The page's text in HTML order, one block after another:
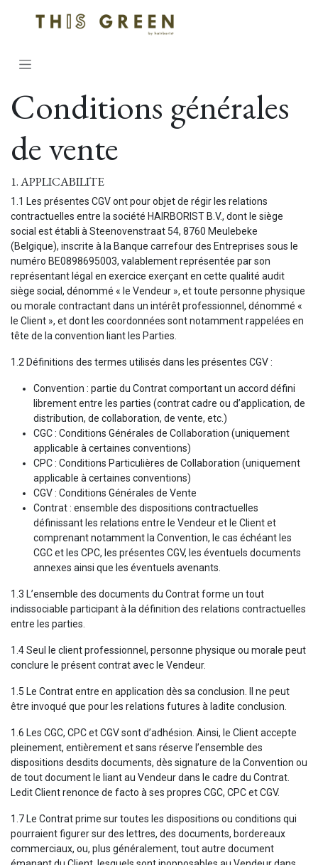
Conditions générales
de vente
1. APPLICABILITE
1.1 Les présentes CGV ont pour objet de régir les relations
contractuelles entre la société HAIRBORIST B.V., dont le siège
social est établi à Steenovenstraat 54, 8760 Meulebeke
(Belgique), inscrite à la Banque carrefour des Entreprises sous le
numéro BE0898695003, valablement représentée par son
représentant légal en exercice exerçant en cette qualité audit
siège social, dénommé « le Vendeur », et toute personne physique
ou morale contractant dans un intérêt professionnel, dénommé «
le Client », et dont les coordonnées sont notamment rappelées en
tête de la convention liant les Parties.
1.2 Définitions des termes utilisés dans les présentes CGV :
Convention : partie du Contrat comportant un accord défini
librement entre les parties (contrat cadre ou d’application, de
distribution, de collaboration, de vente, etc.)
CGC : Conditions Générales de Collaboration (uniquement
applicable à certaines conventions)
CPC : Conditions Particulières de Collaboration (uniquement
applicable à certaines conventions)
CGV : Conditions Générales de Vente
Contrat : ensemble des dispositions contractuelles
définissant les relations entre le Vendeur et le Client et
comprenant notamment la Convention, le cas échéant les
CGC et les CPC, les présentes CGV, les éventuels documents
annexes ainsi que les éventuels avenants.
1.3 L’ensemble des documents du Contrat forme un tout
indissociable participant à la définition des relations contractuelles
entre les parties.
1.4 Seul le client professionnel, personne physique ou morale peut
conclure le présent contrat avec le Vendeur.
1.5 Le Contrat entre en application dès sa conclusion. Il ne peut
être invoqué que pour les relations futures à ladite conclusion.
1.6 Les CGC, CPC et CGV sont d’adhésion. Ainsi, le Client accepte
pleinement, entièrement et sans réserve l’ensemble des
dispositions desdits documents, dès signature de la Convention ou
de tout document le liant au Vendeur dans le cadre du Contrat.
Ledit Client renonce de facto à ses propres CGC, CPC et CGV.
1.7 Le Contrat prime sur toutes les dispositions ou conditions qui
pourraient figurer sur des lettres, des documents, bordereaux
commerciaux, ou, plus généralement, tout autre document